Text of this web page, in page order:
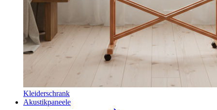
Kleiderschrank
Akustikpaneele